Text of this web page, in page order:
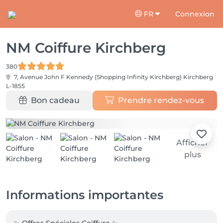
FR Connexion
NM Coiffure Kirchberg
380
7, Avenue John F Kennedy (Shopping Infinity Kirchberg) Kirchberg
L-1855
Bon cadeau Prendre rendez-vous
Afficher
plus
Informations importantes